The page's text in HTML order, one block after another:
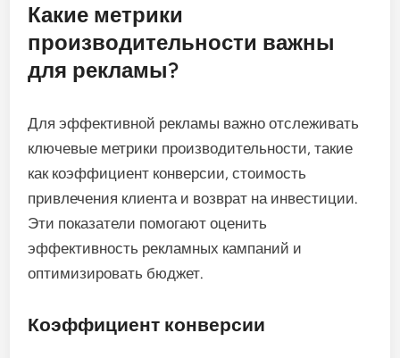
Какие метрики
производительности важны
для рекламы?
Для эффективной рекламы важно отслеживать
ключевые метрики производительности, такие
как коэффициент конверсии, стоимость
привлечения клиента и возврат на инвестиции.
Эти показатели помогают оценить
эффективность рекламных кампаний и
оптимизировать бюджет.
Коэффициент конверсии